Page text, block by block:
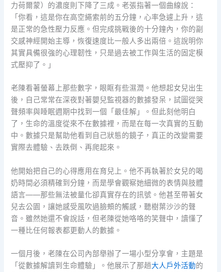
力荷爾蒙）的濃度則下降了三成。老張指著一個曲線說：
「你看，這是你在高空繩索前的五分鐘，心率急遽上升，這
是正常的急性壓力反應。但完成挑戰後的十分鐘內，你的副
交感神經開始主導，恢復速度比一般人多出兩倍。這說明你
其實具備很強的心理韌性，只是過去被工作與生活的固定模
式壓抑了。」
老陳看著螢幕上那些數字，眼眶有些濕潤。他想起女兒出生
後，自己常常在深夜對著嬰兒監視器的數據發呆，試圖從哭
聲頻率與睡眠週期中找到一個「最佳解」。但此刻他明白
了，生命的溫度從來不在數據裡，而是在每一次真實的互動
中。數據只是幫助他看到自己狀態的鏡子，真正的改變需要
實際去體驗、去跌倒、再爬起來。
他開始把自己的心得應用在育兒上。他不再執著於女兒的喝
奶時間必須精確到分鐘，而是學會觀察她細微的表情與肢體
語言——那些無法被量化卻真實存在的訊號。他甚至帶著女
兒去公園，讓她感受風吹過臉頰的觸感，聽樹葉沙沙的聲
音。雖然她還不會說話，但老陳從她咯咯的笑聲中，讀懂了
一種比任何報表都更動人的數據。
一個月後，老陳在公司內部舉辦了一場小型分享會，主題是
「從數據解讀到生命體驗」。他展示了那趟大人戶外活動的